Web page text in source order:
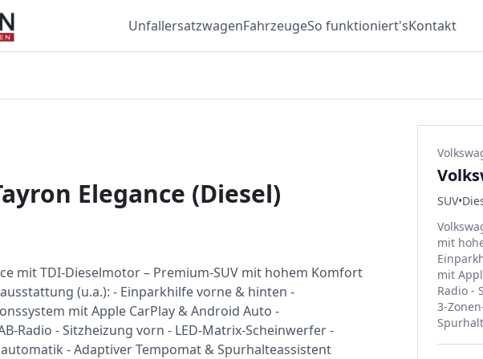
UnfallersatzwagenFahrzeugeSo funktioniert'sKontakt
Elegance (Diesel)
mit TDI-Dieselmotor – Premium-SUV mit hohem Komfort
(u.a.): - Einparkhilfe vorne & hinten -
mit Apple CarPlay & Android Auto -
Radio - Sitzheizung vorn - LED-Matrix-Scheinwerfer -
- Adaptiver Tempomat & Spurhalteassistent
SUV•
mit
mit
Radio -
3-